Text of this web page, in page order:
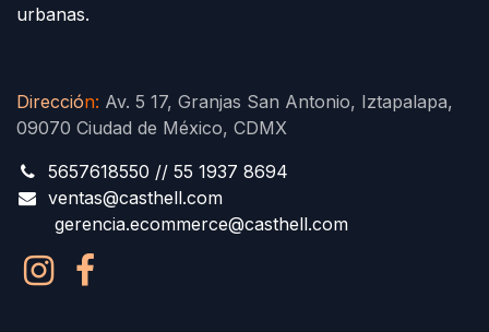
urbanas.
Dirección: Av. 5 17, Granjas San Antonio, Iztapalapa,
09070 Ciudad de México, CDMX
5657618550 // 55 1937 8694
ventas@casthell.com
gerencia.ecommerce@casthell.com